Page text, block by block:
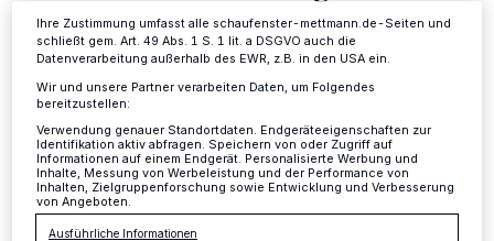
Mettmann·Am kommenden Samstag, 29. September,
von 14 bis 17 veranstaltet die Städtische Katholische
Grundschule Neanderstraße ihren diesjährigen Tag der
offenen Tür unter dem neuen Schulmotto "Bewahren
und Bewegen".
27.09.2018 , 13:56 Uhr Eine Minute Lesezeit
Ihre Zustimmung umfasst alle schaufenster-mettmann.de-Seiten und
schließt gem. Art. 49 Abs. 1 S. 1 lit. a DSGVO auch die
Datenverarbeitung außerhalb des EWR, z.B. in den USA ein.
Wir und unsere Partner verarbeiten Daten, um Folgendes
bereitzustellen:
Verwendung genauer Standortdaten. Endgeräteeigenschaften zur
Identifikation aktiv abfragen. Speichern von oder Zugriff auf
Informationen auf einem Endgerät. Personalisierte Werbung und
Inhalte, Messung von Werbeleistung und der Performance von
Inhalten, Zielgruppenforschung sowie Entwicklung und Verbesserung
von Angeboten.
Ausführliche Informationen